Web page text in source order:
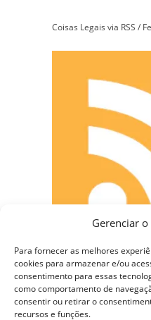
Gerenciar
Para fornecer as melhores
cookies para armazenar e/ou
consentimento para essas
como comportamento de
consentir ou retirar o
recursos e funções.
Coisas Legais via RSS /
CONECTE-SE